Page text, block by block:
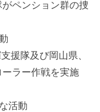
ペンション群の捜
援隊及び岡山県、
ラー作戦を実施
活動